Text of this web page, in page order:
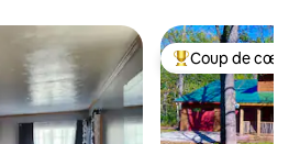
Coups de cœur
Coup de cœur